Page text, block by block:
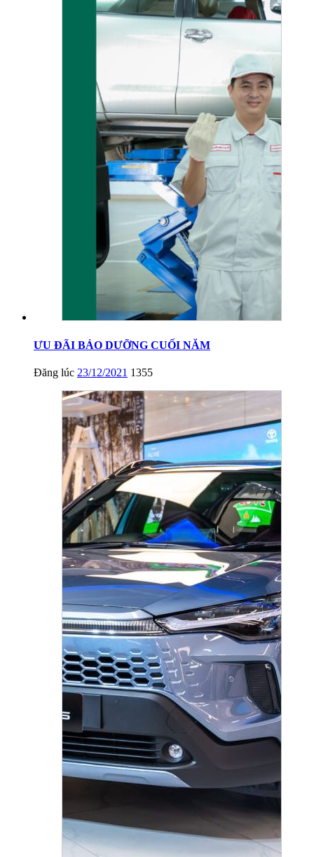
ƯU ĐÃI BẢO DƯỠNG CUỐI NĂM
Đăng lúc 23/12/2021 1355